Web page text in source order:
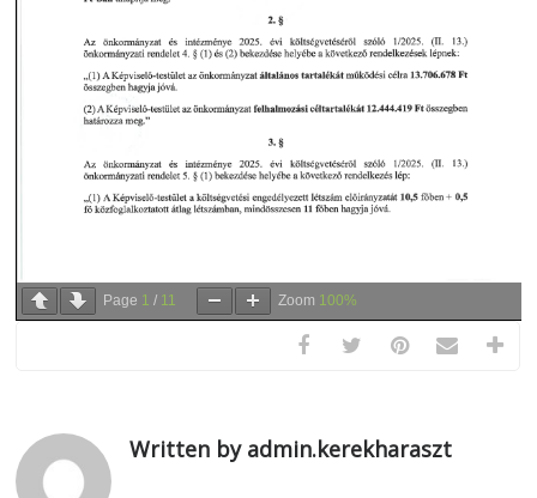
Page 1 / 11 Zoom 100%
Written by admin.kerekharaszt